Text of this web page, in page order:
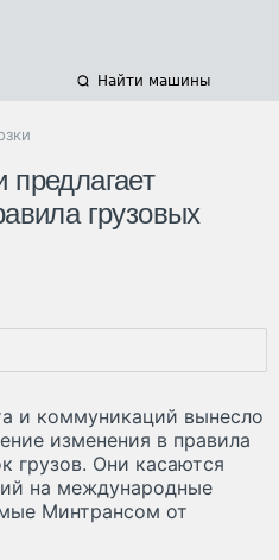
Найти машины
предлагает
грузовых
и коммуникаций вынесло
изменения в правила
грузов. Они касаются
на международные
Минтрансом от